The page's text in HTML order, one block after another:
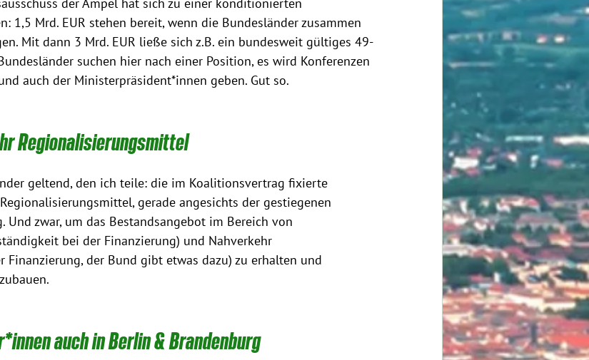
der Ampel hat sich zu einer konditionierten
1,5 Mrd. EUR stehen bereit, wenn die Bundesländer zusammen
Mit dann 3 Mrd. EUR ließe sich z.B. ein bundesweit gültiges 49-
suchen hier nach einer Position, es wird Konferenzen
auch der Ministerpräsident*innen geben. Gut so.
Regionalisierungsmittel
geltend, den ich teile: die im Koalitionsvertrag fixierte
gerade angesichts der gestiegenen
Und zwar, um das Bestandsangebot im Bereich von
bei der Finanzierung) und Nahverkehr
Finanzierung, der Bund gibt etwas dazu) zu erhalten und
auch in Berlin & Brandenburg